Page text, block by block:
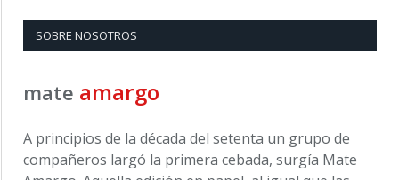
SOBRE NOSOTROS
mate amargo
A principios de la década del setenta un grupo de
compañeros largó la primera cebada, surgía Mate